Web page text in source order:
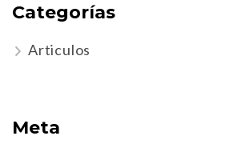
Categorías
Articulos
Meta